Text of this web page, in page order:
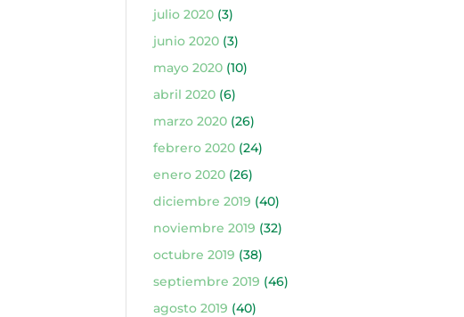
julio 2020(3)
junio 2020(3)
mayo 2020(10)
abril 2020(6)
marzo 2020(26)
febrero 2020(24)
enero 2020(26)
diciembre 2019 (40)
noviembre 2019 (32)
octubre 2019 (38)
septiembre 2019 (46)
agosto 2019 (40)